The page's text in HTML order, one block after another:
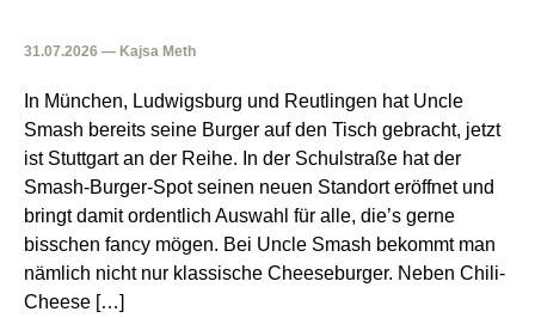
31.07.2026 — Kajsa Meth
In München, Ludwigsburg und Reutlingen hat Uncle
Smash bereits seine Burger auf den Tisch gebracht, jetzt
ist Stuttgart an der Reihe. In der Schulstraße hat der
Smash-Burger-Spot seinen neuen Standort eröffnet und
bringt damit ordentlich Auswahl für alle, die’s gerne
bisschen fancy mögen. Bei Uncle Smash bekommt man
nämlich nicht nur klassische Cheeseburger. Neben Chili-
Cheese […]